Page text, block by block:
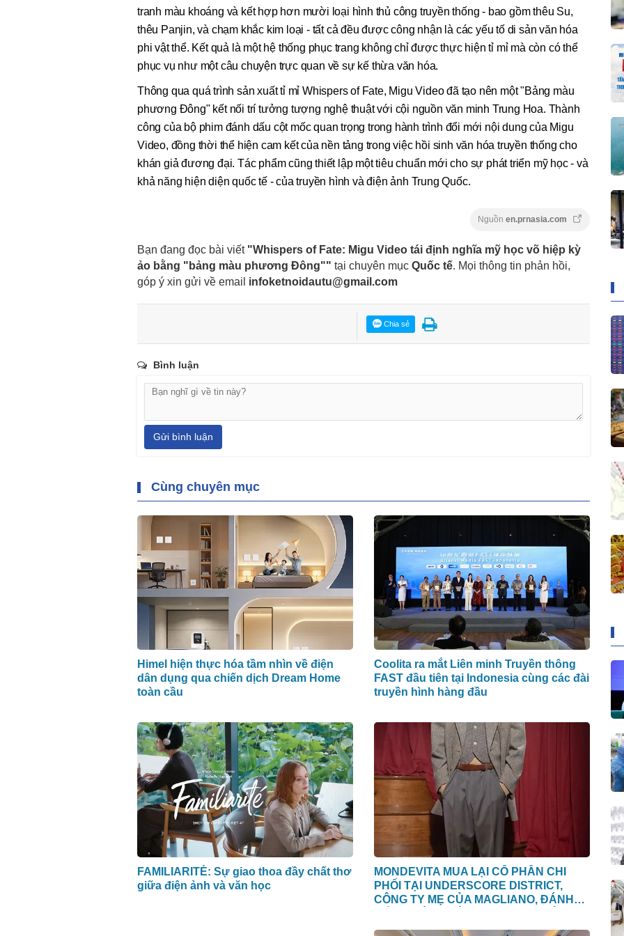
tranh màu khoáng và kết hợp hơn mười loại hình thủ công truyền thống - bao gồm thêu Su,
thêu Panjin, và chạm khắc kim loại - tất cả đều được công nhận là các yếu tố di sản văn hóa
phi vật thể. Kết quả là một hệ thống phục trang không chỉ được thực hiện tỉ mỉ mà còn có thể
phục vụ như một câu chuyện trực quan về sự kế thừa văn hóa.
Thông qua quá trình sản xuất tỉ mỉ Whispers of Fate, Migu Video đã tạo nên một "Bảng màu
phương Đông" kết nối trí tưởng tượng nghệ thuật với cội nguồn văn minh Trung Hoa. Thành
công của bộ phim đánh dấu cột mốc quan trọng trong hành trình đổi mới nội dung của Migu
Video, đồng thời thể hiện cam kết của nền tảng trong việc hồi sinh văn hóa truyền thống cho
khán giả đương đại. Tác phẩm cũng thiết lập một tiêu chuẩn mới cho sự phát triển mỹ học - và
khả năng hiện diện quốc tế - của truyền hình và điện ảnh Trung Quốc.
Nguồn en.prnasia.com
Bạn đang đọc bài viết "Whispers of Fate: Migu Video tái định nghĩa mỹ học võ hiệp kỳ
ảo bằng "bảng màu phương Đông"" tại chuyên mục Quốc tế. Mọi thông tin phản hồi,
góp ý xin gửi về email infoketnoidautu@gmail.com
Chia sẻ
Bình luận
Gửi bình luận
Cùng chuyên mục
Himel hiện thực hóa tầm nhìn về điện
dân dụng qua chiến dịch Dream Home
toàn cầu
Coolita ra mắt Liên minh Truyền thông
FAST đầu tiên tại Indonesia cùng các đài
truyền hình hàng đầu
FAMILIARITÉ: Sự giao thoa đầy chất thơ
giữa điện ảnh và văn học
MONDEVITA MUA LẠI CỔ PHẦN CHI
PHỐI TẠI UNDERSCORE DISTRICT,
CÔNG TY MẸ CỦA MAGLIANO, ĐÁNH
TRÌNH XÂY DỰNG NỀN TẢNG THƯƠNG